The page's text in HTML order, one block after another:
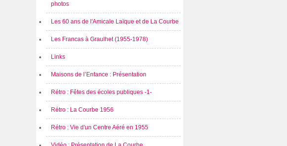
photos
Les 60 ans de l'Amicale Laïque et de La Courbe
Les Francas à Graulhet (1955-1978)
Links
Maisons de l’Enfance : Présentation
Rétro : Fêtes des écoles publiques -1-
Rétro : La Courbe 1956
Rétro : Vie d'un Centre Aéré en 1955